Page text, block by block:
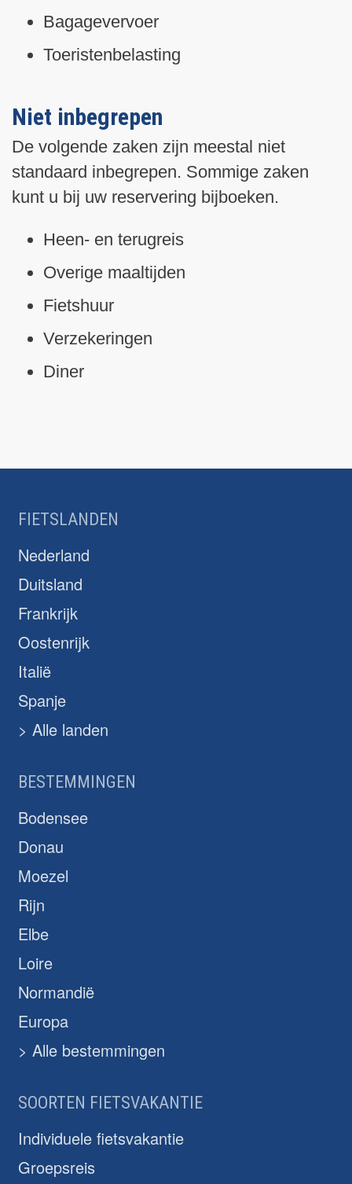
Bagagevervoer
Toeristenbelasting
Niet inbegrepen
De volgende zaken zijn meestal niet
standaard inbegrepen. Sommige zaken
kunt u bij uw reservering bijboeken.
Heen- en terugreis
Overige maaltijden
Fietshuur
Verzekeringen
Diner
FIETSLANDEN
Nederland
Duitsland
Frankrijk
Oostenrijk
Italië
Spanje
> Alle landen
BESTEMMINGEN
Bodensee
Donau
Moezel
Rijn
Elbe
Loire
Normandië
Europa
> Alle bestemmingen
SOORTEN FIETSVAKANTIE
Individuele fietsvakantie
Groepsreis